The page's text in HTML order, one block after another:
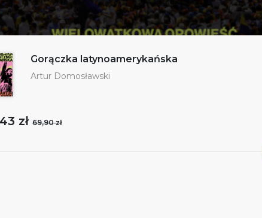
Gorączka latynoamerykańska
Artur Domosławski
zł 69,90 zł